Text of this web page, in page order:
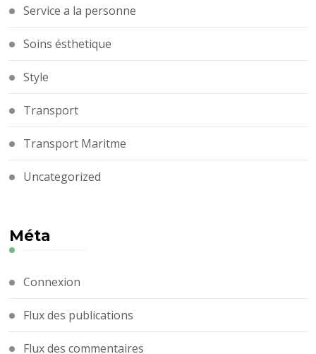
Service a la personne
Soins ésthetique
Style
Transport
Transport Maritme
Uncategorized
Méta
Connexion
Flux des publications
Flux des commentaires